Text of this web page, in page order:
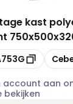
kast
account aan